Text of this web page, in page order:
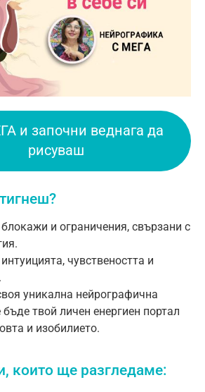
и започни веднага да
рисуваш
и ограничения, свързани с
чувствеността и
уникална нейрографична
твой личен енергиен портал
и изобилието.
които ще разгледаме: